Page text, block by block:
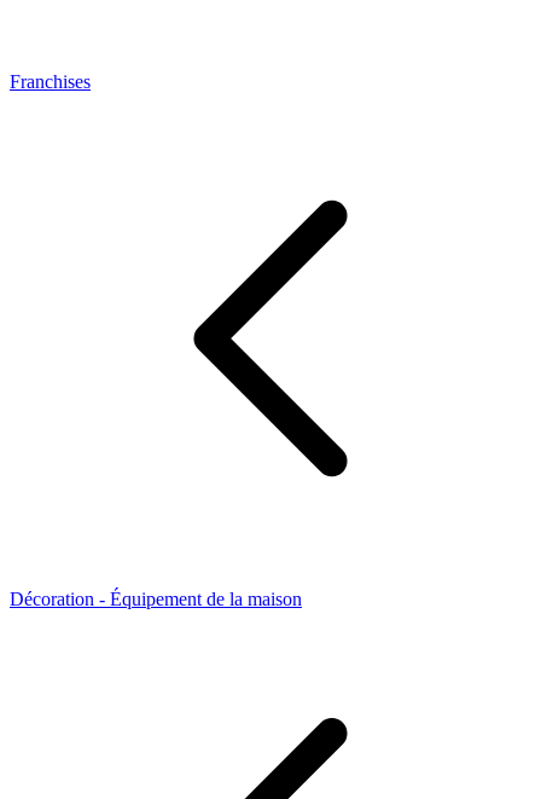
Franchises
Décoration - Équipement de la maison